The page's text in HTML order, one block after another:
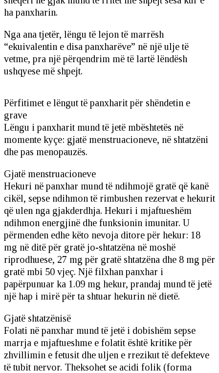
ha panxharin.
Nga ana tjetër, lëngu të lejon të marrësh
“ekuivalentin e disa panxharëve” në një ulje të
vetme, pra një përqendrim më të lartë lëndësh
ushqyese më shpejt.
Përfitimet e lëngut të panxharit për shëndetin e
grave
Lëngu i panxharit mund të jetë mbështetës në
momente kyçe: gjatë menstruacioneve, në shtatzëni
dhe pas menopauzës.
Gjatë menstruacioneve
Hekuri në panxhar mund të ndihmojë gratë që kanë
cikël, sepse ndihmon të rimbushen rezervat e hekurit
që ulen nga gjakderdhja. Hekuri i mjaftueshëm
ndihmon energjinë dhe funksionin imunitar. U
përmenden edhe këto nevoja ditore për hekur: 18
mg në ditë për gratë jo-shtatzëna në moshë
riprodhuese, 27 mg për gratë shtatzëna dhe 8 mg për
gratë mbi 50 vjeç. Një filxhan panxhar i
papërpunuar ka 1.09 mg hekur, prandaj mund të jetë
një hap i mirë për ta shtuar hekurin në dietë.
Gjatë shtatzënisë
Folati në panxhar mund të jetë i dobishëm sepse
marrja e mjaftueshme e folatit është kritike për
zhvillimin e fetusit dhe uljen e rrezikut të defekteve
të tubit nervor. Theksohet se acidi folik (forma